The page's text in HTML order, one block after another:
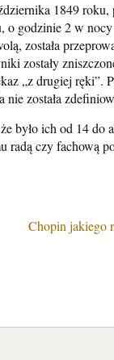
1849 roku,
o godzinie 2 w
została
zostały
„z drugiej ręki”.
nie została
było ich od 14
radą czy fachową
Chopin jakiego